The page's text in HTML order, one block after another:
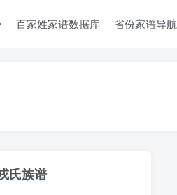
百家姓家谱数据库 省份家谱导航
氏族谱